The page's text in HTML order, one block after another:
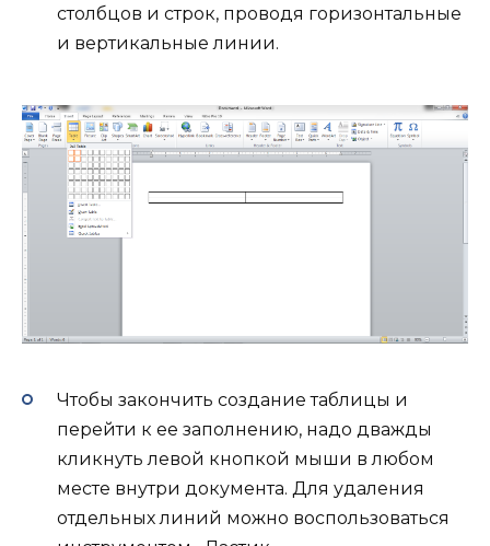
столбцов и строк, проводя горизонтальные
и вертикальные линии.
Чтобы закончить создание таблицы и
перейти к ее заполнению, надо дважды
кликнуть левой кнопкой мыши в любом
месте внутри документа. Для удаления
отдельных линий можно воспользоваться